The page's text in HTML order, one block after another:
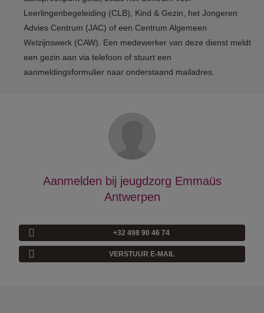
Leerlingenbegeleiding (CLB), Kind & Gezin, het Jongeren
Advies Centrum (JAC) of een Centrum Algemeen
Welzijnswerk (CAW). Een medewerker van deze dienst meldt
een gezin aan via telefoon of stuurt een
aanmeldingsformulier naar onderstaand mailadres.
Aanmelden bij jeugdzorg Emmaüs
Antwerpen
+32 498 90 46 74
VERSTUUR E-MAIL